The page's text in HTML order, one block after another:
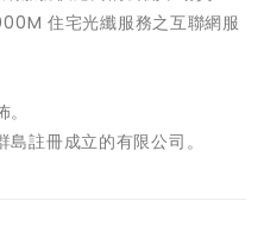
住宅光纖服務之互聯網服
註冊成立的有限公司。